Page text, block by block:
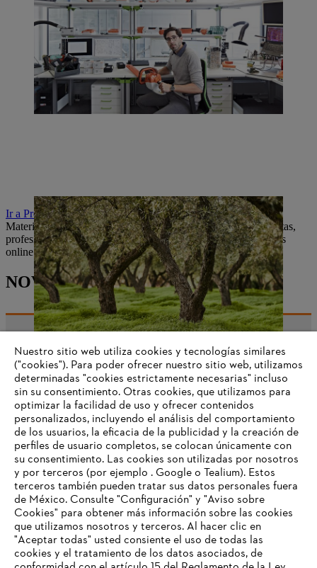
Ir a Prensa
Material de prensa actual y personas de contacto para periodistas,
profesionales de los medios de comunicación y multiplicadores
online.
NOVEDADES DEL MUNDO STIHL
Información para proveedores
Productos
Contacto
Carrera profesional
Sistema de denuncia de irregularidades
Nuestro sitio web utiliza cookies y tecnologías similares
("cookies"). Para poder ofrecer nuestro sitio web, utilizamos
determinadas "cookies estrictamente necesarias" incluso
sin su consentimiento. Otras cookies, que utilizamos para
optimizar la facilidad de uso y ofrecer contenidos
personalizados, incluyendo el análisis del comportamiento
de los usuarios, la eficacia de la publicidad y la creación de
perfiles de usuario completos, se colocan únicamente con
su consentimiento. Las cookies son utilizadas por nosotros
y por terceros (por ejemplo . Google o Tealium). Estos
terceros también pueden tratar sus datos personales fuera
de México. Consulte "Configuración" y "Aviso sobre
Cookies" para obtener más información sobre las cookies
que utilizamos nosotros y terceros. Al hacer clic en
"Aceptar todas" usted consiente el uso de todas las
cookies y el tratamiento de los datos asociados, de